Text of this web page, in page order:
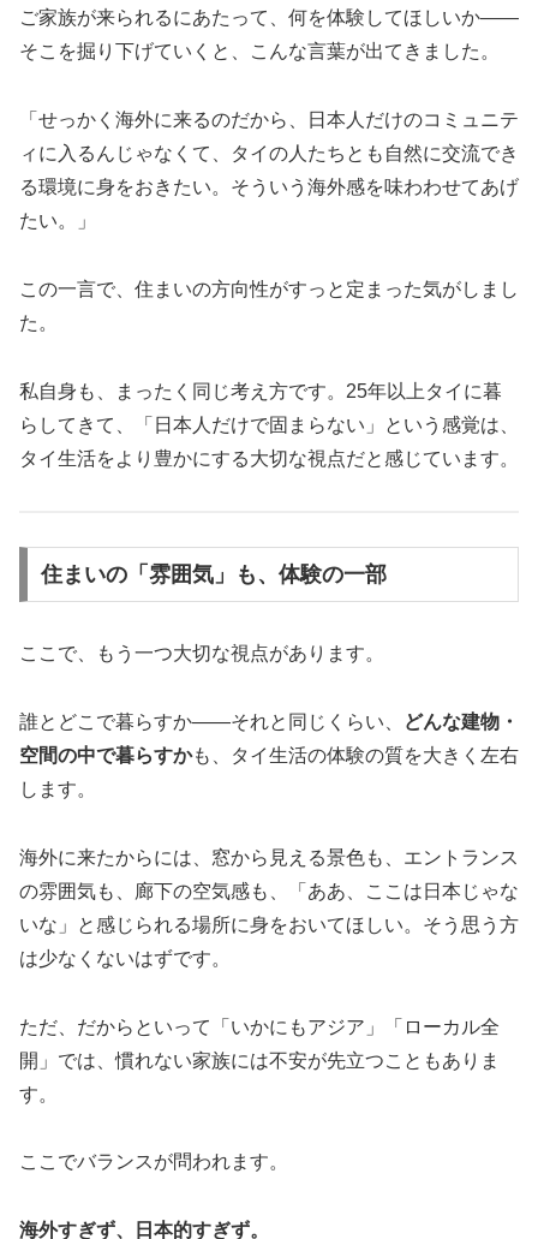
ご家族が来られるにあたって、何を体験してほしいか——
そこを掘り下げていくと、こんな言葉が出てきました。
「せっかく海外に来るのだから、日本人だけのコミュニテ
ィに入るんじゃなくて、タイの人たちとも自然に交流でき
る環境に身をおきたい。そういう海外感を味わわせてあげ
たい。」
この一言で、住まいの方向性がすっと定まった気がしまし
た。
私自身も、まったく同じ考え方です。25年以上タイに暮
らしてきて、「日本人だけで固まらない」という感覚は、
タイ生活をより豊かにする大切な視点だと感じています。
住まいの「雰囲気」も、体験の一部
ここで、もう一つ大切な視点があります。
誰とどこで暮らすか——それと同じくらい、
どんな建物・
空間の中で暮らすかも、タイ生活の体験の質を大きく左右
します。
海外に来たからには、窓から見える景色も、エントランス
の雰囲気も、廊下の空気感も、「ああ、ここは日本じゃな
いな」と感じられる場所に身をおいてほしい。そう思う方
は少なくないはずです。
ただ、だからといって「いかにもアジア」「ローカル全
開」では、慣れない家族には不安が先立つこともありま
す。
ここでバランスが問われます。
海外すぎず、日本的すぎず。